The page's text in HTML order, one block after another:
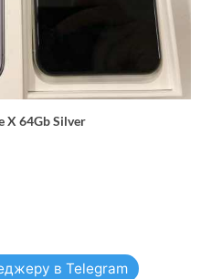
X 64Gb Silver
в Telegram